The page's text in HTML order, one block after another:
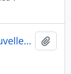
17 eme Salon des realities nouvelles du 7 au 29 avril 1962